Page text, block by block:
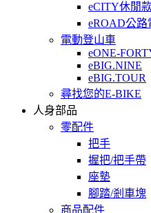
eCITY休閒
eROAD公
電動登山車
eONE-
eBIG.NINE
eBIG.TOUR
尋找您的E-BIKE
人身部品
零配件
把手
握把/把手帶
座墊
腳踏/剎車塊
商品配件